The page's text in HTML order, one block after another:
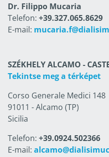
Dr. Filippo Mucaria
Telefon: +39.327.065.8629
E-mail:
SZÉKHELY ALCAMO -
Tekintse meg a térképet
Corso Generale Medici 148
91011 - Alcamo (TP)
Sicilia
Telefon: +39.0924.502366
E-mail: